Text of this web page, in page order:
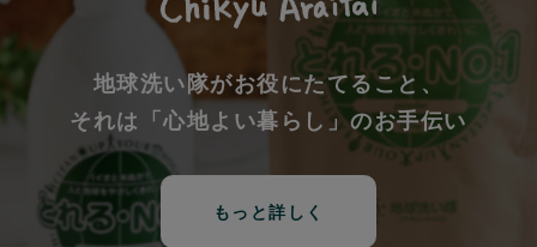
地球洗い隊がお役にたてること、
それは「心地よい暮らし」のお手伝い
もっと詳しく